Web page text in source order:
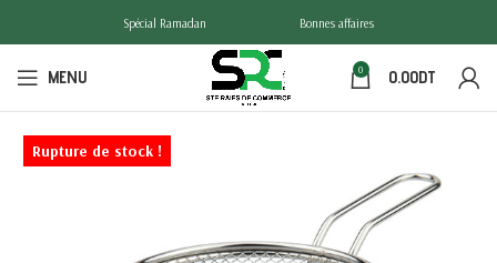
Spécial Ramadan Bonnes affaires
MENU 0 0.00DT
Rupture de stock !